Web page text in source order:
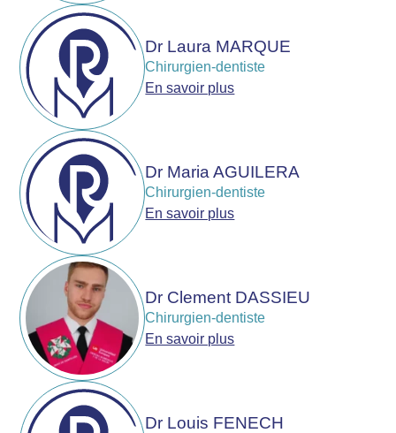
Dr Laura MARQUE
Chirurgien-dentiste
En savoir plus
Dr Maria AGUILERA
Chirurgien-dentiste
En savoir plus
Dr Clement DASSIEU
Chirurgien-dentiste
En savoir plus
Dr Louis FENECH